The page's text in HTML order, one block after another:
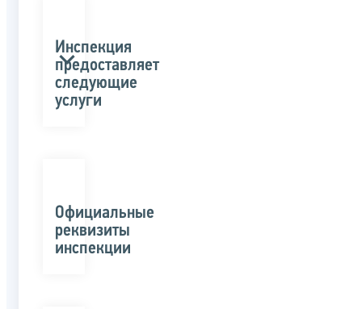
Инспекция
предоставляет
следующие
услуги
Официальные
реквизиты
инспекции